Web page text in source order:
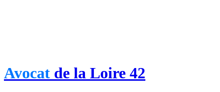
Avocat de la Loire 42